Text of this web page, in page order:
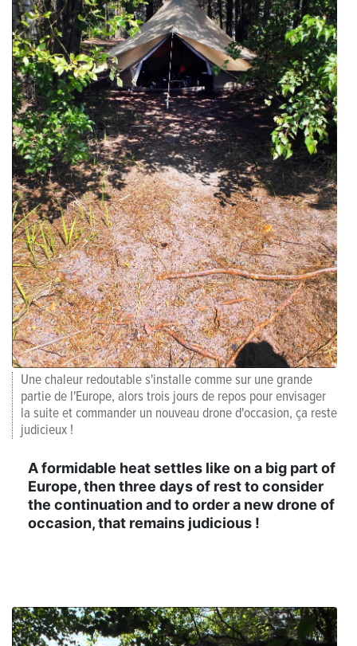
Une chaleur redoutable s'installe comme sur une grande
partie de l'Europe, alors trois jours de repos pour envisager
la suite et commander un nouveau drone d'occasion, ça reste
judicieux !
A formidable heat settles like on a big part of
Europe, then three days of rest to consider
the continuation and to order a new drone of
occasion, that remains judicious !